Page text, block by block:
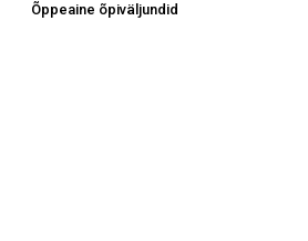
Õppeaine õpiväljundid